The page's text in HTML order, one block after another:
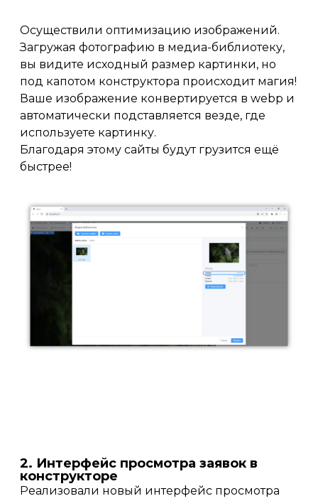
Осуществили оптимизацию изображений.
Загружая фотографию в медиа-библиотеку,
вы видите исходный размер картинки, но
под капотом конструктора происходит магия!
Ваше изображение конвертируется в webp и
автоматически подставляется везде, где
используете картинку.
Благодаря этому сайты будут грузится ещё
быстрее!
2. Интерфейс просмотра заявок в
конструкторе
Реализовали новый интерфейс просмотра